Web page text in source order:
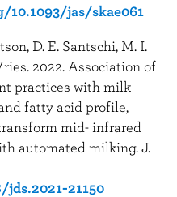
jas/skae061
D. E. Santschi, M. I.
2022. Association of
practices with milk
fatty acid profile,
mid- infrared
automated milking. J.
21150